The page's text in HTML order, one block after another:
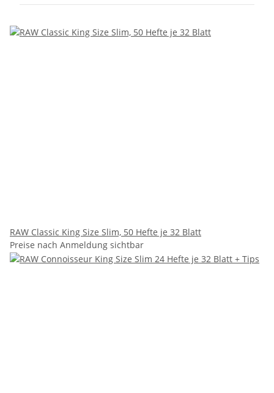
RAW Classic King Size Slim, 50 Hefte je 32 Blatt
Preise nach Anmeldung sichtbar